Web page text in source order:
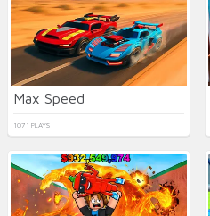
Max Speed
1071 PLAYS